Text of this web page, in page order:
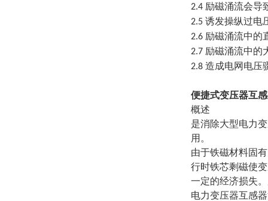
2.4 励磁涌流会导
2.5 诱发操纵过电
2.6 励磁涌流中的
2.7 励磁涌流中的
2.8 造成电网电压
便捷式变压器互
概述
是消除大型电力
用。
由于铁磁材料固
行时铁芯剩磁使
一定的经济损失
电力变压器互感